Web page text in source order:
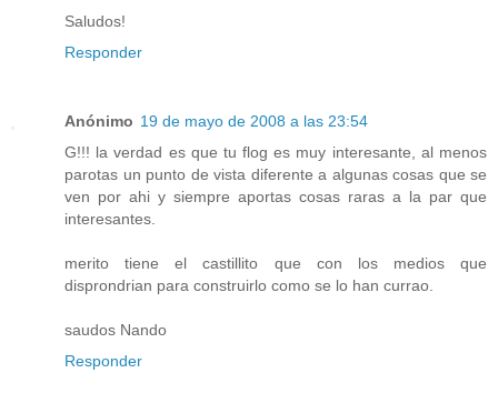
Saludos!
Responder
Anónimo 19 de mayo de 2008 a las 23:54
G!!! la verdad es que tu flog es muy interesante, al menos
parotas un punto de vista diferente a algunas cosas que se
ven por ahi y siempre aportas cosas raras a la par que
interesantes.
merito tiene el castillito que con los medios que
disprondrian para construirlo como se lo han currao.
saudos Nando
Responder